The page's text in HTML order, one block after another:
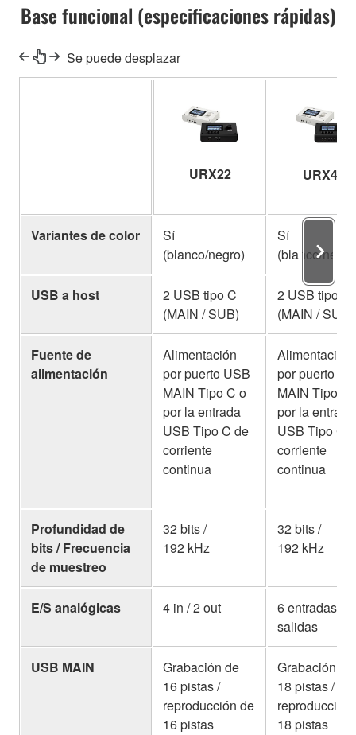
Base funcional (especificaciones rápidas)
Se puede desplazar
URX22 URX44
Variantes de color
Sí
(blanco/negro)
Sí
(blanco/
USB a host
2 USB tipo C
(MAIN / SUB)
2 USB tipo C
(MAIN / SUB)
Fuente de
alimentación
Alimentación
por puerto USB
MAIN Tipo C o
por la entrada
USB Tipo C de
corriente
continua
Alimentación
por puerto
MAIN Tipo C
por la entrada
USB Tipo C
corriente
continua
Profundidad de
bits / Frecuencia
de muestreo
32 bits /
192 kHz
32 bits /
192 kHz
E/S analógicas 4 in / 2 out
6 entradas / 4
salidas
USB MAIN
Grabación de
16 pistas /
reproducción de
16 pistas
Grabación de
18 pistas /
reproducción
18 pistas